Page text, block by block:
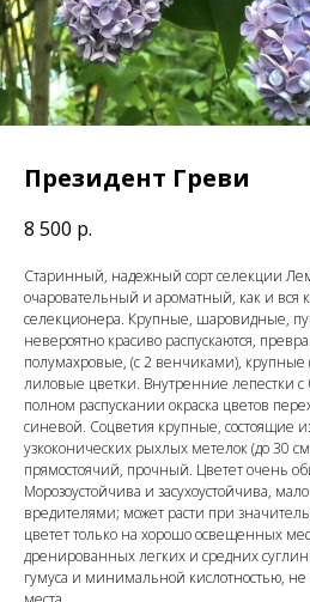
Президент Греви
8 500 р.
Старинный, надежный сорт селекции
очаровательный и ароматный, как и вся
селекционера. Крупные, шаровидные,
невероятно красиво распускаются,
полумахровые, (с 2 венчиками), крупные
лиловые цветки. Внутренние лепестки
полном распускании окраска цветов
синевой. Соцветия крупные, состоящие
узкоконических рыхлых метелок (до 30
прямостоячий, прочный. Цветет очень
Морозоустойчива и засухоустойчива,
вредителями; может расти при
цветет только на хорошо освещенных
дренированных легких и средних
гумуса и минимальной кислотностью,